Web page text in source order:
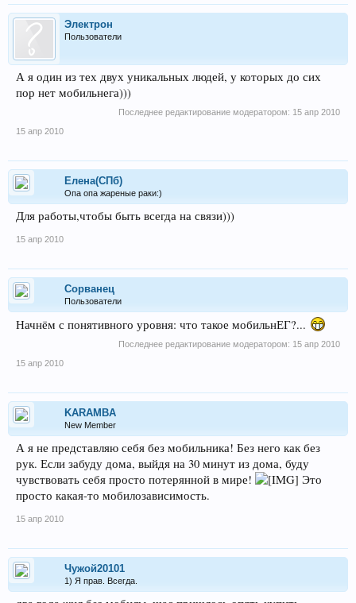
Электрон
Пользователи
А я один из тех двух уникальных людей, у которых до сих
пор нет мобильнега)))
Последнее редактирование модератором: 15 апр 2010
15 апр 2010
Елена(СПб)
Опа опа жареные раки:)
Для работы,чтобы быть всегда на связи)))
15 апр 2010
Сорванец
Пользователи
Начнём с понятивного уровня: что такое мобильнЕГ?...
Последнее редактирование модератором: 15 апр 2010
15 апр 2010
KARAMBA
New Member
А я не представляю себя без мобильника! Без него как без
рук. Если забуду дома, выйдя на 30 минут из дома, буду
чувствовать себя просто потерянной в мире!
Это
просто какая-то мобилозависимость.
15 апр 2010
Чужой20101
1) Я прав. Всегда.